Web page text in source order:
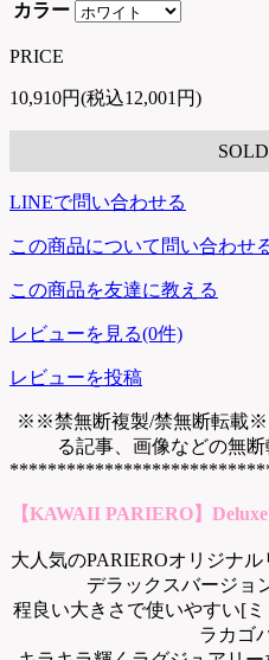
カラー
PRICE
10,910円(税込12,001円)
LINEで問い合わせる
この商品について問い合わせ
この商品を友達に教える
レビューを見る(0件)
レビューを投稿
※※禁無断複製/禁無断転載
る記事、画像などの無
【KAWAII PARIERO】
大人気のPARIEROオリジナ
デラックスバージョ
程良い大きさで使いやすい[
ラカゴ